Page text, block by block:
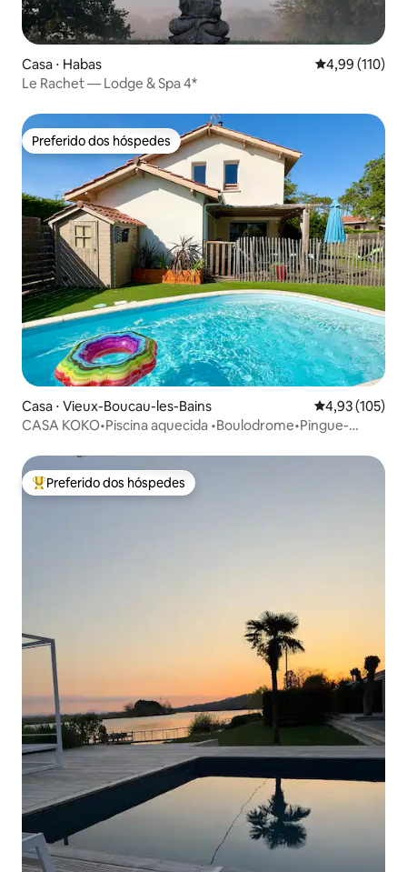
Casa ⋅ Habas 4,99 de uma
4,99 (110)
Le Rachet — Lodge & Spa 4*
Preferido dos hóspedes
Preferido dos hóspedes
Casa ⋅ Vieux-Boucau-les-Bains 4,93 de uma
4,93 (105)
CASA KOKO•Piscina aquecida •Boulodrome•Pingue-
Entre os melhores preferidos dos hóspedes
Preferido dos hóspedes